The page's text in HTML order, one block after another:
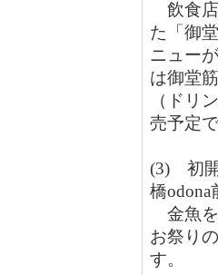
飲食店
た「御
ニュー
は御堂
（ドリ
売予定
(3) 初開
橋
金魚を
お祭り
す。